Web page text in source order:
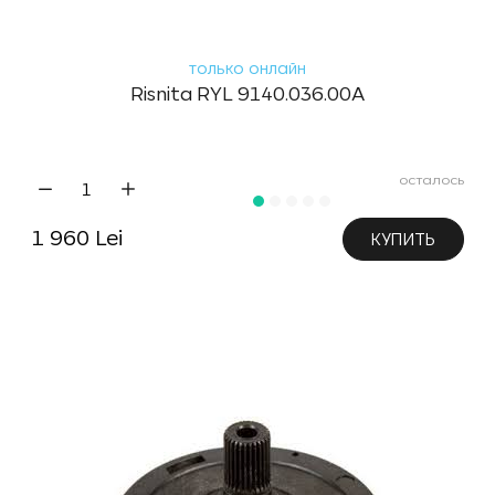
только онлайн
Risnita RYL 9140.036.00A
осталось
1 960 Lei КУПИТЬ